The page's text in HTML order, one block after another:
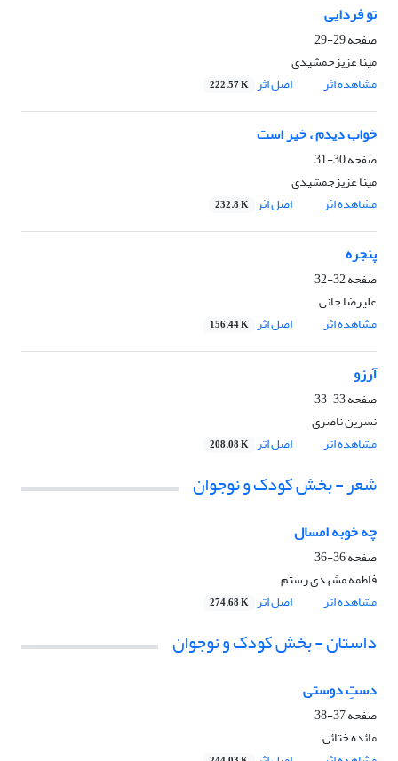
تو فردایی
صفحه29-29
مینا عزیزجمشیدی
مشاهده اثر
اصل اثر 222.57 K
خواب دیدم ، خیر است
صفحه30-31
مینا عزیزجمشیدی
مشاهده اثر
اصل اثر 232.8 K
پنجره
صفحه32-32
علیرضا جانی
مشاهده اثر
اصل اثر 156.44 K
آرزو
صفحه33-33
نسرین ناصری
مشاهده اثر
اصل اثر 208.08 K
شعر - بخش کودک و نوجوان
چه خوبه امسال
صفحه36-36
فاطمه مشهدی رستم
مشاهده اثر
اصل اثر 274.68 K
داستان - بخش کودک و نوجوان
دستِ دوستی
صفحه37-38
مائده ختائی